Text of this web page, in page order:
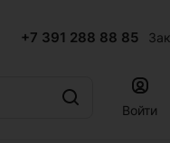
+7 391 288 88 85
Войти